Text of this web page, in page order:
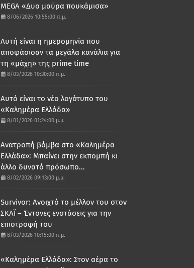
MEGA «Δυο μαύρα πουκάμισα»
8/06/2026 10:55:00 π.μ.
Αυτή είναι η ημερομηνία που
αποφάσισαν τα μεγάλα κανάλια για
τη «μάχη» της prime time
8/03/2026 10:30:00 π.μ.
Αυτό είναι το νέο λογότυπο του
«Καλημέρα Ελλάδα»
8/01/2026 01:24:00 μ.μ.
Ανατροπή βόμβα στο «Καλημέρα
Ελλάδα»: Μπαίνει στην εκπομπή κι
άλλο δυνατό πρόσωπο...
8/02/2026 09:13:00 μ.μ.
Survivor: Ανοιχτό το μέλλον του στον
ΣΚΑΪ – Έντονες ενστάσεις για την
επιστροφή του
8/03/2026 10:15:00 π.μ.
«Καλημέρα Ελλάδα»: Στον αέρα το